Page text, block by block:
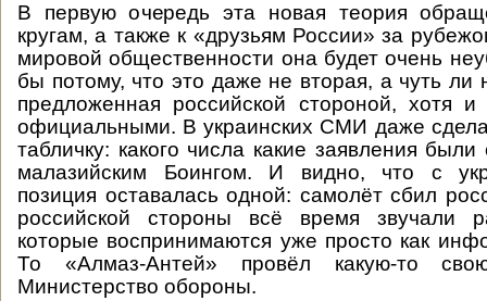
В первую очередь эта новая теория
кругам, а также к «друзьям России» за
мировой общественности она будет очень
бы потому, что это даже не вторая, а чуть ли
предложенная российской стороной, хотя
официальными. В украинских СМИ даже
табличку: какого числа какие заявления
малазийским Боингом. И видно, что с
позиция оставалась одной: самолёт сбил
российской стороны всё время звучали
которые воспринимаются уже просто как
То «Алмаз-Антей» провёл какую-то
Министерство обороны.